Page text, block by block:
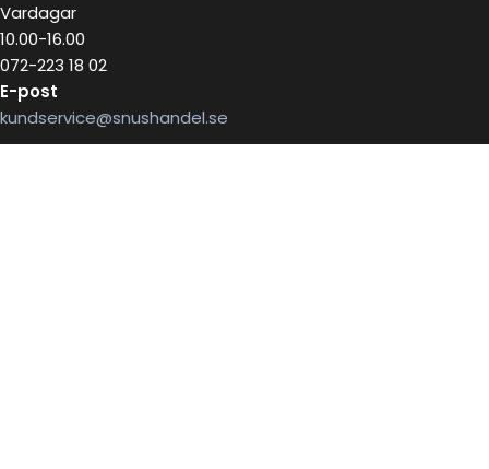
Vardagar
10.00-16.00
072-223 18 02
E-post
kundservice@snushandel.se